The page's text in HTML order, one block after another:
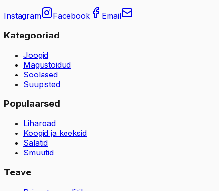
Instagram Facebook Email
Kategooriad
Joogid
Magustoidud
Soolased
Suupisted
Populaarsed
Liharoad
Koogid ja keeksid
Salatid
Smuutid
Teave